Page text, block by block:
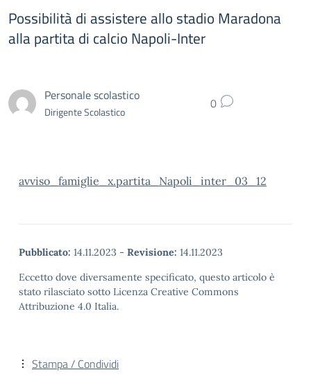
Possibilità di assistere allo stadio Maradona
alla partita di calcio Napoli-Inter
Personale scolastico
Dirigente Scolastico 0
avviso_famiglie_x.partita_Napoli_inter_03_12
Pubblicato: 14.11.2023 - Revisione: 14.11.2023
Eccetto dove diversamente specificato, questo articolo è
stato rilasciato sotto Licenza Creative Commons
Attribuzione 4.0 Italia.
Stampa / Condividi